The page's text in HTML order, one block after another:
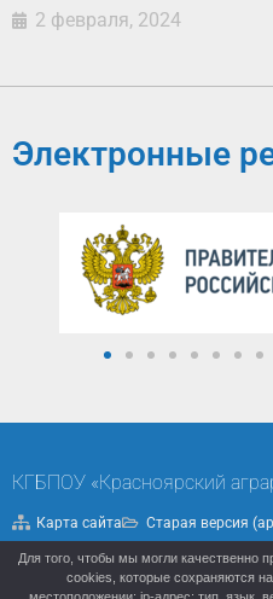
2 февраля, 2024
Электронные
КГБПОУ «Красноярский
Карта сайта Старая версия
Политика
Для того, чтобы мы могли качественно
cookies, которые сохраняются